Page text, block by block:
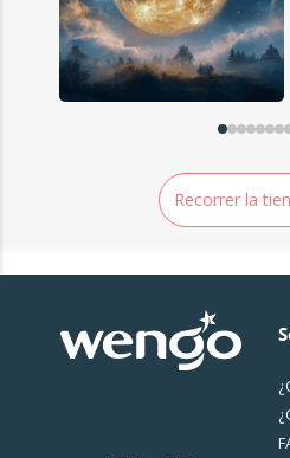
Recorrer la